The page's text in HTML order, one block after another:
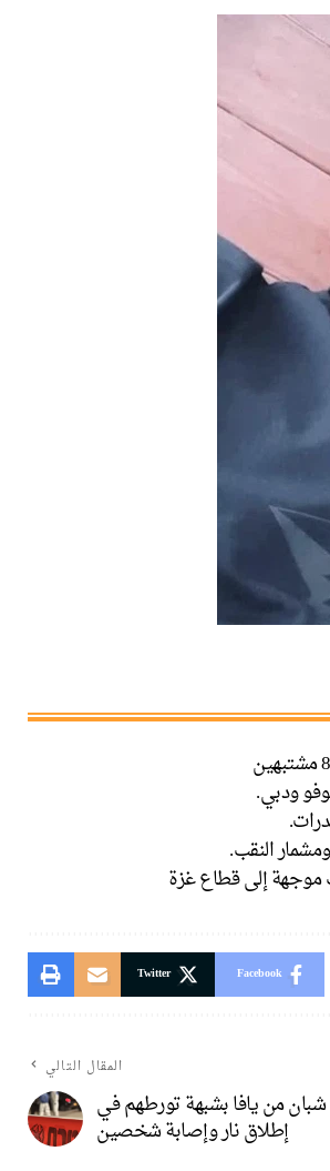
ودبي.
النقب.
موجهة إلى قطاع غزة
Facebook
Twitter
المقال التالي
شبان من يافا بشبهة تورطهم في
إطلاق نار وإصابة شخصين